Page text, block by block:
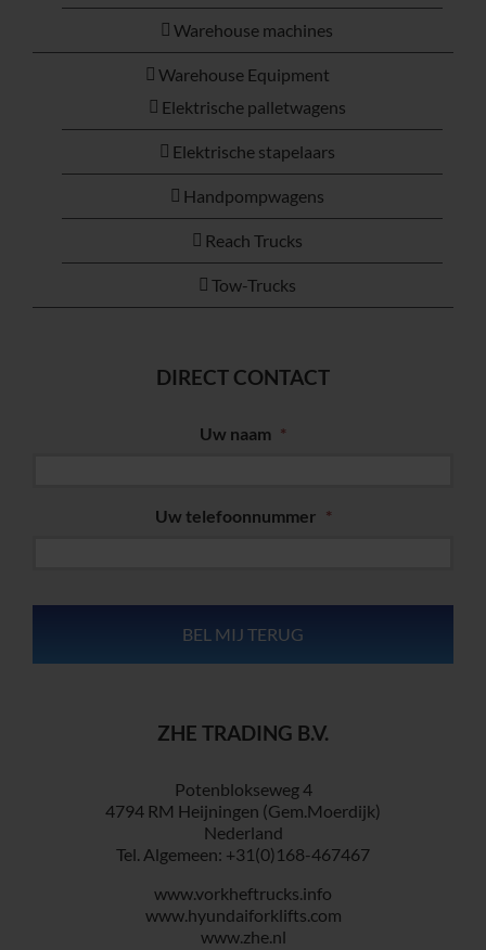
Warehouse machines
Warehouse Equipment
Elektrische palletwagens
Elektrische stapelaars
Handpompwagens
Reach Trucks
Tow-Trucks
DIRECT CONTACT
Uw naam *
Uw telefoonnummer *
ZHE TRADING B.V.
Potenblokseweg 4
4794 RM Heijningen (Gem.Moerdijk)
Nederland
Tel. Algemeen: +31(0)168-467467
www.vorkheftrucks.info
www.hyundaiforklifts.com
www.zhe.nl